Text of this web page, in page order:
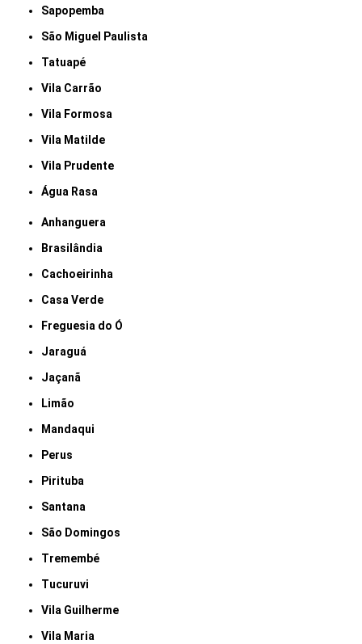
Sapopemba
São Miguel Paulista
Tatuapé
Vila Carrão
Vila Formosa
Vila Matilde
Vila Prudente
Água Rasa
Anhanguera
Brasilândia
Cachoeirinha
Casa Verde
Freguesia do Ó
Jaraguá
Jaçanã
Limão
Mandaqui
Perus
Pirituba
Santana
São Domingos
Tremembé
Tucuruvi
Vila Guilherme
Vila Maria